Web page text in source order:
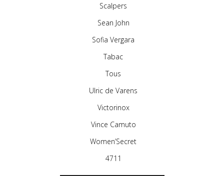
Scalpers
Sean John
Sofia Vergara
Tabac
Tous
Ulric de Varens
Victorinox
Vince Camuto
Women’Secret
4711